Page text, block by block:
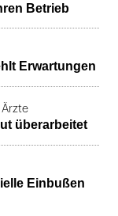
Betrieb
Erwartungen
überarbeitet
Einbußen